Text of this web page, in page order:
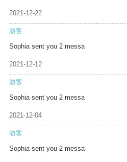
2021-12-22
游客
Sophia sent you 2 messa
2021-12-12
游客
Sophia sent you 2 messa
2021-12-04
游客
Sophia sent you 2 messa